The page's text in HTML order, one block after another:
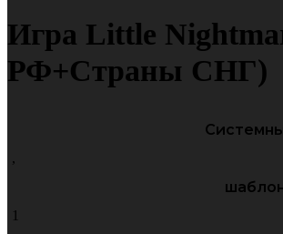
Игра Little
РФ+Страны СНГ)
,
1